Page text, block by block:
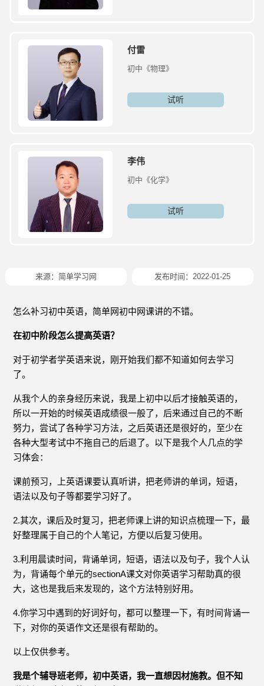
付雷
初中《物理》
试听
李伟
初中《化学》
试听
来源：简单学习网 发布时间：2022-01-25
怎么补习初中英语，简单网初中网课讲的不错。
在初中阶段怎么提高英语？
对于初学者学英语来说，刚开始我们都不知道如何去学习
了。
从我个人的亲身经历来说，我是上初中以后才接触英语的，
所以一开始的时候英语成绩很一般了，后来通过自己的不断
努力，尝试了各种学习方法，之后英语还是很好的，至少在
各种大型考试中不拖自己的后退了。以下是我个人几点的学
习体会：
课前预习，上英语课要认真听讲，把老师讲的单词，短语，
语法以及句子等都要学习好了。
2.其次，课后及时复习，把老师课上讲的知识点梳理一下，最
好整理属于自己的个人笔记，方便以后复习使用。
3.利用晨读时间，背诵单词，短语，语法以及句子，我个人认
为，背诵每个单元的sectionA课文对你英语学习帮助真的很
大，这也是我后来发现的，这个方法特别好用。
4.你学习中遇到的好词好句，都可以整理一下，有时间背诵一
下，对你的英语作文还是很有帮助的。
以上仅供参考。
我是个辅导班老师，初中英语，我一直想因材施教。但不知